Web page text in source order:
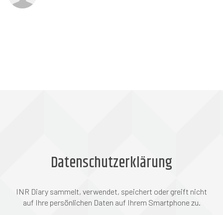
Datenschutzerklärung
INR Diary sammelt, verwendet, speichert oder greift nicht
auf Ihre persönlichen Daten auf Ihrem Smartphone zu.